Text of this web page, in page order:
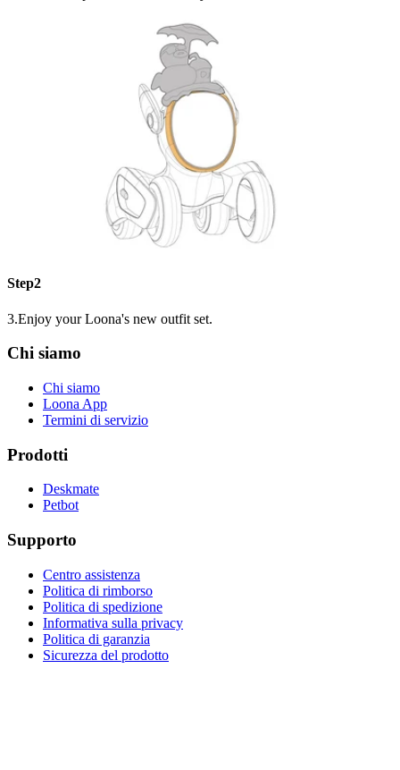
Step2
3.Enjoy your Loona's new outfit set.
Chi siamo
Chi siamo
Loona App
Termini di servizio
Prodotti
Deskmate
Petbot
Supporto
Centro assistenza
Politica di rimborso
Politica di spedizione
Informativa sulla privacy
Politica di garanzia
Sicurezza del prodotto